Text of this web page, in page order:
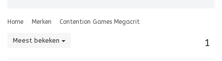
Home Merken Contention Games Megacrit
Meest bekeken 1